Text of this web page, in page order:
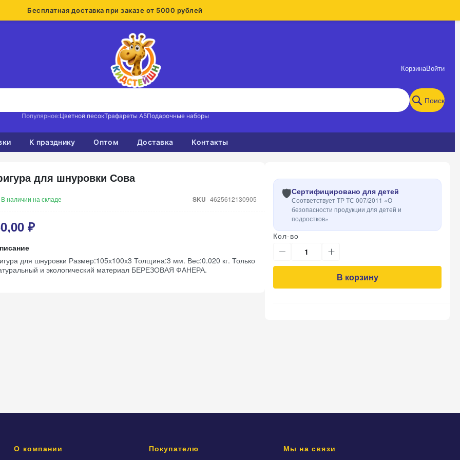
Бесплатная доставка при заказе от 5000 рублей
Популярное:Цветной песокТрафареты А5Подарочные наборы
Поиск
КорзинаВойти
К празднику Оптом Доставка Контакты
для шнуровки Сова
В наличии на складе SKU 4625612130905
₽
для шнуровки Размер:105х100х3 Толщина:3 мм. Вес:0.020 кг. Только
и экологический материал БЕРЕЗОВАЯ ФАНЕРА.
🛡️Сертифицировано для детей
Соответствует ТР ТС 007/2011 «О
безопасности продукции для детей и
подростков»
Кол-во
В корзину
О компании Покупателю Мы на связи